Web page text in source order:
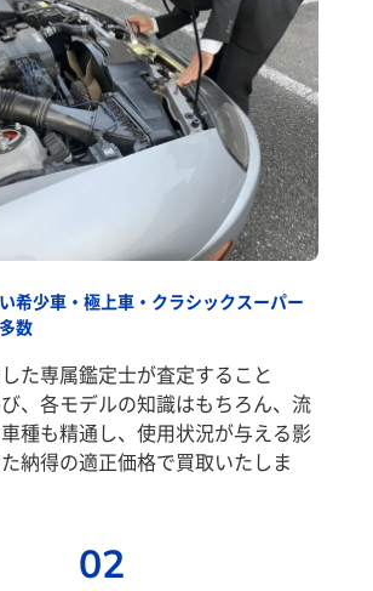
希少車・極上車・クラシックスーパー
数
た専属鑑定士が査定すること
、各モデルの知識はもちろん、流
種も精通し、使用状況が与える影
納得の適正価格で買取いたしま
02